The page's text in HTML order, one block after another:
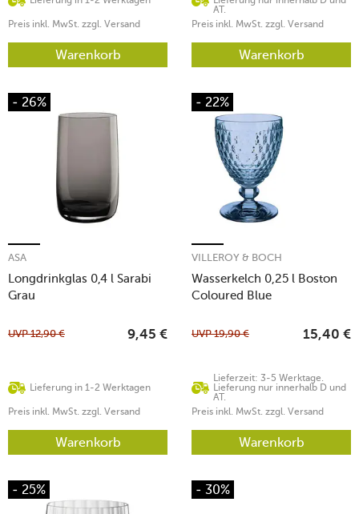
Preis inkl. MwSt. zzgl. Versand
Warenkorb
AT.
Preis inkl. MwSt. zzgl. Versand
Warenkorb
- 26%
Longdrinkglas 0,4 l Sarabi
Grau
ASA
Lieferung in 1-2 Werktagen
UVP12,90 € 9,45 €
Preis inkl. MwSt. zzgl. Versand
Warenkorb
- 22%
Wasserkelch 0,25 l Boston
Coloured Blue
VILLEROY & BOCH
Lieferzeit: 3-5 Werktage.
Lieferung nur innerhalb D und
AT.
UVP19,90 € 15,40 €
Preis inkl. MwSt. zzgl. Versand
Warenkorb
- 25% - 30%